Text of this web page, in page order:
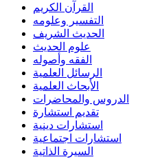
القرآن الكريم
التفسير وعلومه
الحديث الشريف
علوم الحديث
الفقه وأصوله
الرسائل العلمية
الأبحاث العلمية
الدروس والمحاضرات
تقديم استشارة
استشارات دينية
استشارات اجتماعية
السيرة الذاتية